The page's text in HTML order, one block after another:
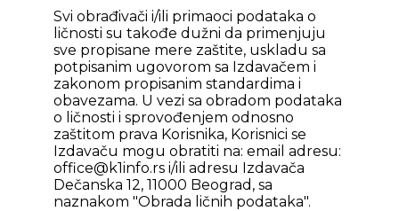
Svi obrađivači i/ili primaoci podataka o
ličnosti su takođe dužni da primenjuju
sve propisane mere zaštite, uskladu sa
potpisanim ugovorom sa Izdavačem i
zakonom propisanim standardima i
obavezama. U vezi sa obradom podataka
o ličnosti i sprovođenjem odnosno
zaštitom prava Korisnika, Korisnici se
Izdavaču mogu obratiti na: email adresu:
office@k1info.rs i/ili adresu Izdavača
Dečanska 12, 11000 Beograd, sa
naznakom "Obrada ličnih podataka".